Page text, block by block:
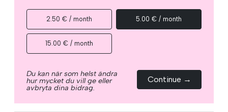
2.50 € / month 5.00 € / month
15.00 € / month
Du kan när som helst ändra
hur mycket du vill ge eller
avbryta dina bidrag.
Continue →